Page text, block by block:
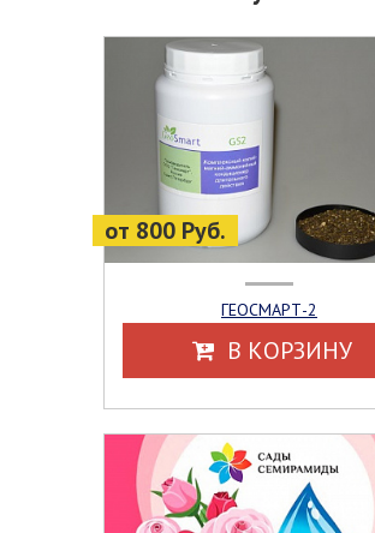
от 800 Руб.
ГЕОСМАРТ-2
В КОРЗИНУ